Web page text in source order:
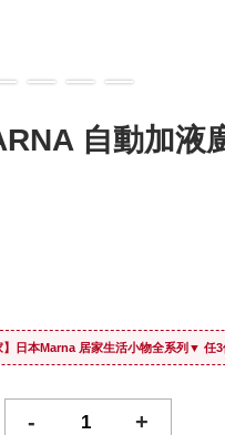
自動加液
】日本Marna 居家生活小物全系列▼ 任
- +